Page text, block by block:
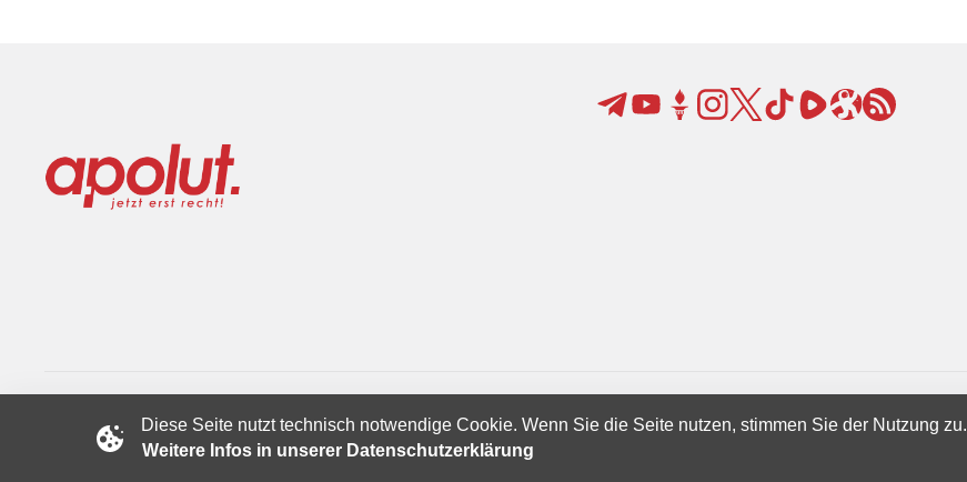
Copyright © 2024 apolut | Jetzt erst recht!. Published apolut Creatives Ltd.
Diese Seite nutzt technisch notwendige Cookie. Wenn Sie die Seite nutzen, stimmen Sie der Nutzung zu.
Weitere Infos in unserer Datenschutzerklärung